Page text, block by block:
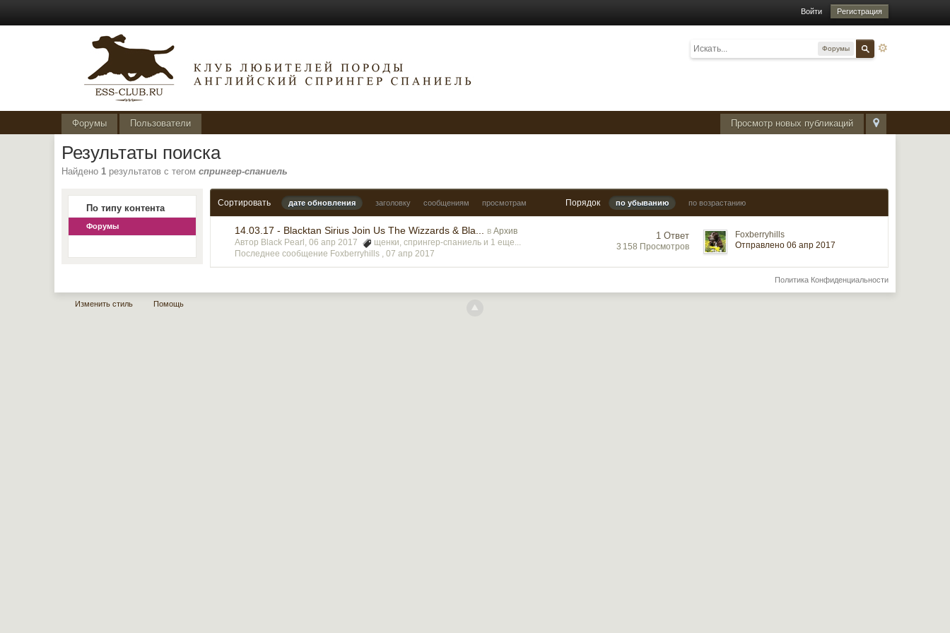
Войти Регистрация
Форумы
Просмотр новых публикаций
Форумы Пользователи
Результаты поиска
Найдено1 результатов с тегомспрингер-спаниель
По типу контента
Форумы
Сортировать дате обновления заголовку сообщениям просмотрам Порядок по убыванию по возрастанию
14.03.17 - Blacktan Sirius Join Us The Wizzards & Bla... в Архив
Автор Black Pearl, 06 апр 2017
щенки,спрингер-спаниель и 1 еще...
Последнее сообщение Foxberryhills ,07 апр 2017
1 Ответ
3 158 Просмотров
Foxberryhills
Отправлено 06 апр 2017
Политика Конфиденциальности
Изменить стиль Помощь